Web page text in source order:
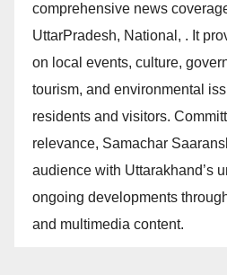
comprehensive news
UttarPradesh, National, . It
on local events, culture,
tourism, and environmental
residents and visitors.
relevance, Samachar
audience with Uttarakhand’s
ongoing developments
and multimedia content.